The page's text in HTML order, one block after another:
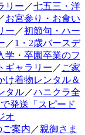
リー ／七五三・洋
お宮参り・お食い
ー ／初節句・ハー
／1・2歳バースデ
学・卒園卒業のフ
ギャラリー ／ ご家
け着物レンタル＆
タル／ハニクラ全
発送「スピード
オ
案内 ／親御さま